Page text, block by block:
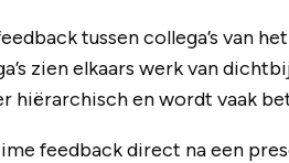
tussen collega’s van
zien elkaars werk van
hiërarchisch en wordt vaak
feedback direct na een